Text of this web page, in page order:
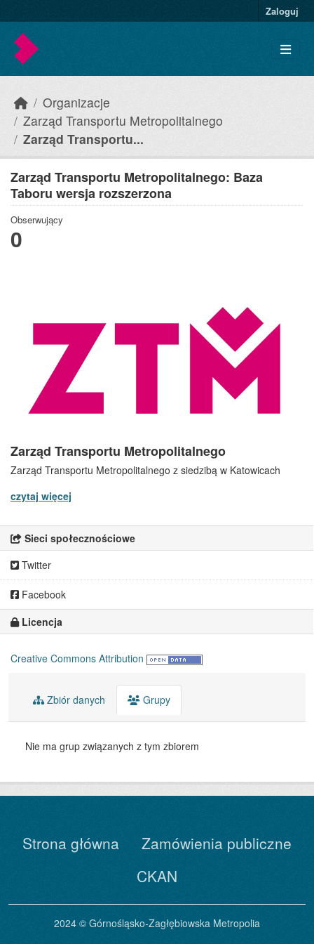
Zaloguj
Organizacje
Zarząd Transportu Metropolitalnego
Zarząd Transportu...
Zarząd Transportu Metropolitalnego: Baza
Taboru wersja rozszerzona
Obserwujący
0
Zarząd Transportu Metropolitalnego
Zarząd Transportu Metropolitalnego z siedzibą w Katowicach
czytaj więcej
Sieci społecznościowe
Twitter
Facebook
Licencja
Creative Commons Attribution
Zbiór danych Grupy
Nie ma grup związanych z tym zbiorem
Strona główna
Zamówienia publiczne
CKAN
2024 © Górnośląsko-Zagłębiowska Metropolia